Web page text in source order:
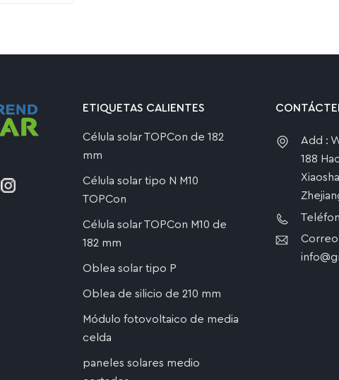
ETIQUETAS CALIENTES
Célula solar TOPCon de 182
mm
Célula solar tipo N M10
TOPCon
Célula solar TOPCon M10 de
182 mm
Oblea solar tipo P
Oblea de silicio de 210 mm
Módulo fotovoltaico de media
celda
paneles solares medio
Add :
188